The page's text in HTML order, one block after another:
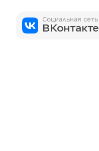
Социальная сеть
ВКонтакте